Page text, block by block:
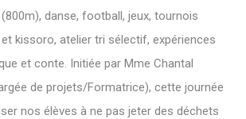
danse, football, jeux, tournois
kissoro, atelier tri sélectif, expériences
et conte. Initiée par Mme Chantal
de projets/Formatrice), cette journée
nos élèves à ne pas jeter des déchets